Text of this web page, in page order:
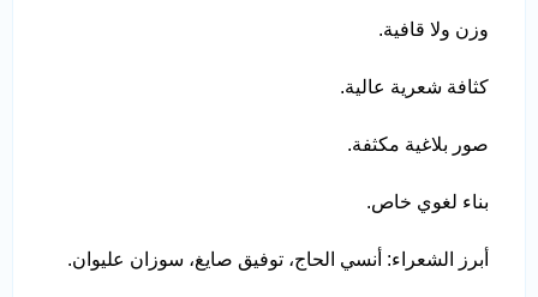
وزن ولا قافية.
كثافة شعرية عالية.
صور بلاغية مكثفة.
بناء لغوي خاص.
أبرز الشعراء: أنسي الحاج، توفيق صايغ، سوزان عليوان.